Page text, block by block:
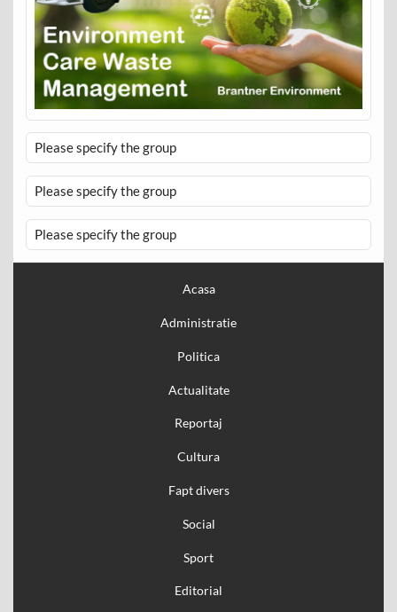
Please specify the group
Please specify the group
Please specify the group
Acasa
Administratie
Politica
Actualitate
Reportaj
Cultura
Fapt divers
Social
Sport
Editorial